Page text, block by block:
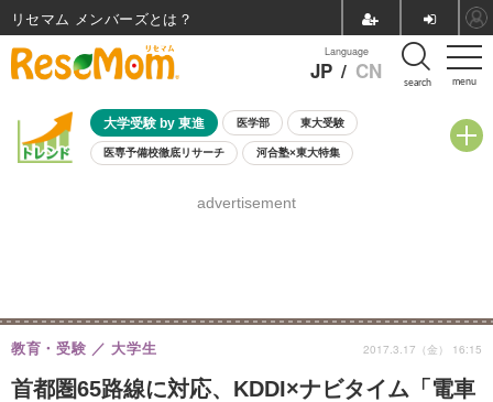
menu
Language
JP / CN search
大学受験 by 東進 医学部 東大受験
医専予備校徹底リサーチ 河合塾×東大特集
8月開催学校説明会・相談会
advertisement
首都圏65路線に対応、KDDI×ナビタイム「電車
教育・受験 大学生 2017.3.17（金） 16:15
リセマム メンバーズ